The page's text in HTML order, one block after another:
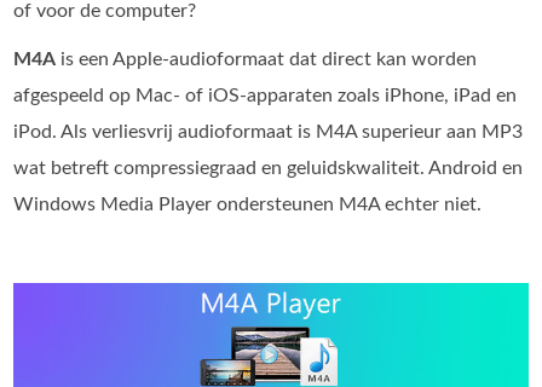
of voor de computer?
M4A is een Apple-audioformaat dat direct kan worden
afgespeeld op Mac- of iOS-apparaten zoals iPhone, iPad en
iPod. Als verliesvrij audioformaat is M4A superieur aan MP3
wat betreft compressiegraad en geluidskwaliteit. Android en
Windows Media Player ondersteunen M4A echter niet.